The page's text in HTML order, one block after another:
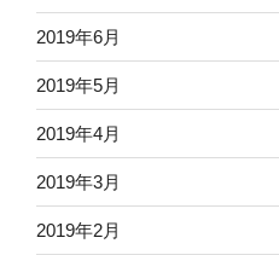
2019年6月
2019年5月
2019年4月
2019年3月
2019年2月